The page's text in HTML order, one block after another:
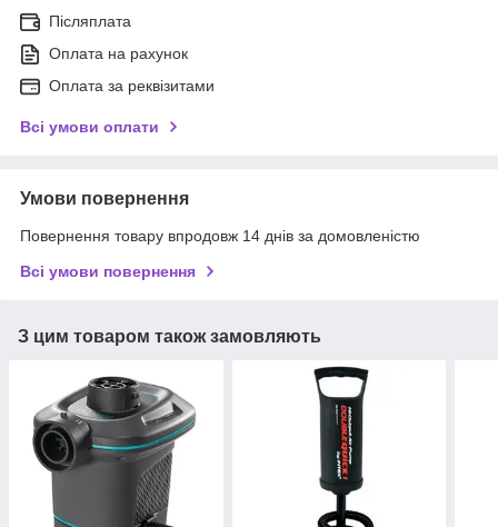
Післяплата
Оплата на рахунок
Оплата за реквізитами
Всі умови оплати
Умови повернення
Повернення товару впродовж 14 днів за домовленістю
Всі умови повернення
З цим товаром також замовляють